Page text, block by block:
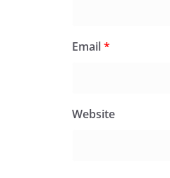
Email*
Website